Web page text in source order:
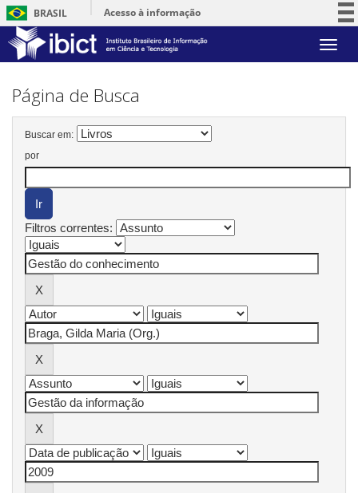
BRASIL
Acesso à informação
Serviços
Skip
Página de Busca
Buscar em:
por
Filtros correntes: